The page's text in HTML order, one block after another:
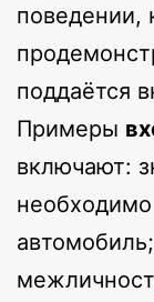
поведении,
поддаётся
Примеры
включают: